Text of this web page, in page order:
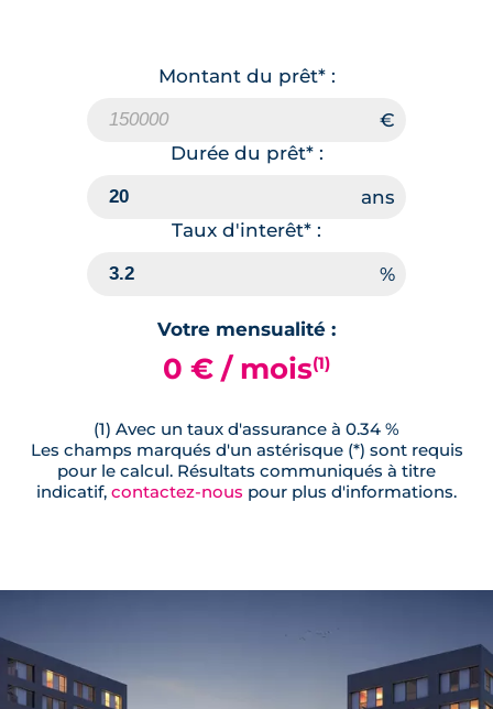
Montant du prêt* :
Durée du prêt* :
Taux d'interêt* :
Votre mensualité :
0 € / mois(1)
(1) Avec un taux d'assurance à 0.34 %
Les champs marqués d'un astérisque (*) sont requis
pour le calcul. Résultats communiqués à titre
indicatif, contactez-nous pour plus d'informations.